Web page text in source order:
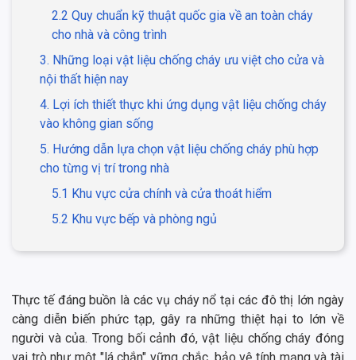
2.2 Quy chuẩn kỹ thuật quốc gia về an toàn cháy
cho nhà và công trình
3. Những loại vật liệu chống cháy ưu việt cho cửa và
nội thất hiện nay
4. Lợi ích thiết thực khi ứng dụng vật liệu chống cháy
vào không gian sống
5. Hướng dẫn lựa chọn vật liệu chống cháy phù hợp
cho từng vị trí trong nhà
5.1 Khu vực cửa chính và cửa thoát hiểm
5.2 Khu vực bếp và phòng ngủ
Thực tế đáng buồn là các vụ cháy nổ tại các đô thị lớn ngày
càng diễn biến phức tạp, gây ra những thiệt hại to lớn về
người và của. Trong bối cảnh đó, vật liệu chống cháy đóng